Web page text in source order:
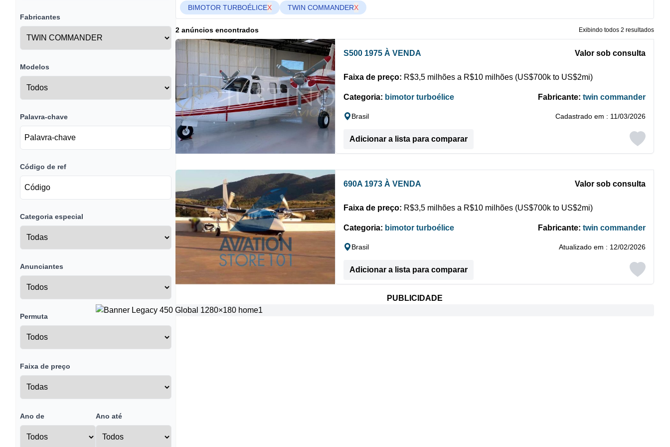
Fabricantes
Modelos
Palavra-chave
Código de ref
Categoria especial
Anunciantes
Permuta
Faixa de preço
Ano de Ano até
BIMOTOR TURBOÉLICEX TWIN COMMANDERX
2 anúncios encontrados Exibindo todos 2 resultados
S500 1975 À VENDA Valor sob consulta
Faixa de preço: R$3,5 milhões a R$10 milhões (US$700k to US$2mi)
Categoria: bimotor turboélice Fabricante: twin commander
Brasil Cadastrado em : 11/03/2026
Adicionar a lista para comparar
690A 1973 À VENDA Valor sob consulta
Faixa de preço: R$3,5 milhões a R$10 milhões (US$700k to US$2mi)
Categoria: bimotor turboélice Fabricante: twin commander
Brasil Atualizado em : 12/02/2026
Adicionar a lista para comparar
PUBLICIDADE